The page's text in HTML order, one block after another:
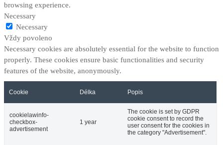
browsing experience.
Necessary
Necessary
Vždy povoleno
Necessary cookies are absolutely essential for the website to function
properly. These cookies ensure basic functionalities and security
features of the website, anonymously.
Cookie Délka Popis
cookielawinfo-
checkbox-
advertisement
1 year
The cookie is set by GDPR
cookie consent to record the
user consent for the cookies in
the category "Advertisement".